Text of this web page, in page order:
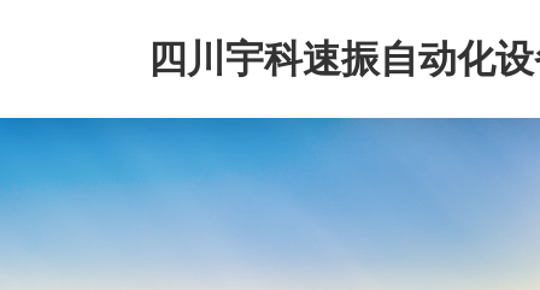
四川宇科速振自动化
公司